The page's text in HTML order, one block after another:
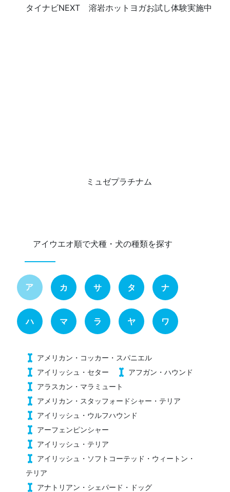
タイナビNEXT 溶岩ホットヨガお試し体験実施中
ミュゼプラチナム
アイウエオ順で犬種・犬の種類を探す
ア カ サ タ ナ
ハ マ ラ ヤ ワ
アメリカン・コッカー・スパニエル
アイリッシュ・セター
アフガン・ハウンド
アラスカン・マラミュート
アメリカン・スタッフォードシャー・テリア
アイリッシュ・ウルフハウンド
アーフェンピンシャー
アイリッシュ・テリア
アイリッシュ・ソフトコーテッド・ウィートン・
テリア
アナトリアン・シェパード・ドッグ